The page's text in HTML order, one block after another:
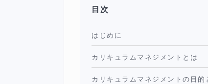
目次
はじめに
カリキュラムマネジメントとは
カリキュラムマネジメントの目的